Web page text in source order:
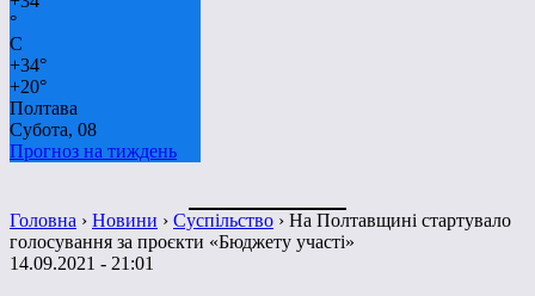
°
C
+34°
+20°
Полтава
Субота, 08
Прогноз на тиждень
Головна › Новини › Суспільство › На Полтавщині стартувало
голосування за проєкти «Бюджету участі»
14.09.2021 - 21:01